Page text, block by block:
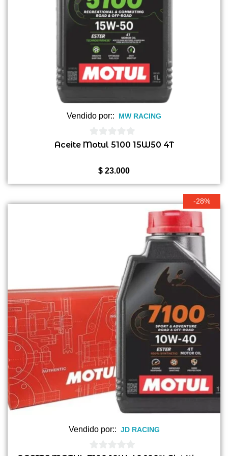
Vendido por:: MW RACING
0
Aceite Motul 5100 15W50 4T
$ 23.000
-28%
Vendido por:: JD RACING